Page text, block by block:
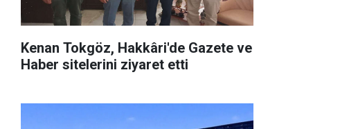
Kenan Tokgöz, Hakkâri'de Gazete ve
Haber sitelerini ziyaret etti